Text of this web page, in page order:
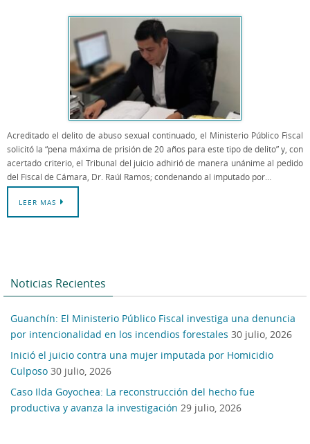
Acreditado el delito de abuso sexual continuado, el Ministerio Público Fiscal
solicitó la “pena máxima de prisión de 20 años para este tipo de delito” y, con
acertado criterio, el Tribunal del juicio adhirió de manera unánime al pedido
del Fiscal de Cámara, Dr. Raúl Ramos; condenando al imputado por…
LEER MAS
Noticias Recientes
Guanchín: El Ministerio Público Fiscal investiga una denuncia
por intencionalidad en los incendios forestales 30 julio, 2026
Inició el juicio contra una mujer imputada por Homicidio
Culposo 30 julio, 2026
Caso Ilda Goyochea: La reconstrucción del hecho fue
productiva y avanza la investigación 29 julio, 2026